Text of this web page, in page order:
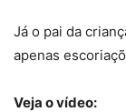
Já o pai da
apenas
Veja o vídeo: